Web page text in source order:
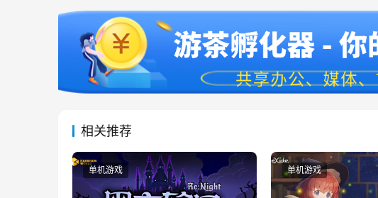
相关推荐
单机游戏 单机游戏